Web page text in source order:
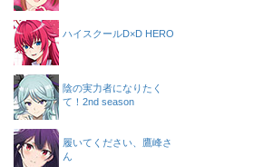
ハイスクールD×D HERO
陰の実力者になりたく
て！2nd season
履いてください、鷹峰さ
ん